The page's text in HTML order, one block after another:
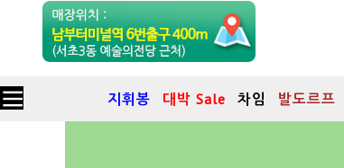
지휘봉 대박 Sale 차임 발도르프